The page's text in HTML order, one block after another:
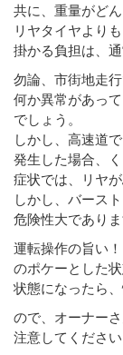
共に、重量がど
リヤタイヤより
掛かる負担は、
勿論、市街地走
何か異常があっ
でしょう。
しかし、高速道
発生した場合、
症状では、リヤ
しかし、バース
危険性大でありま
運転操作の旨い
のポケーとした
状態になったら、
ので、オーナー
注意してくださ